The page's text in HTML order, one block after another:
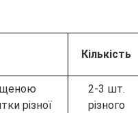
Кількість
різної
2-3 шт.
різного